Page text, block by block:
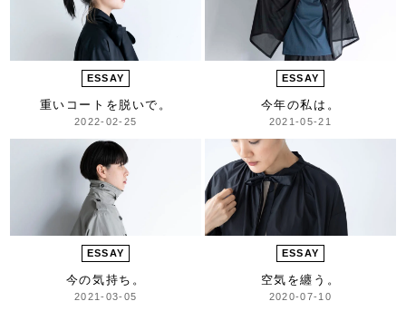
ESSAY
重いコートを脱いで。
2022-02-25
ESSAY
今年の私は。
2021-05-21
ESSAY
今の気持ち。
2021-03-05
ESSAY
空気を纏う。
2020-07-10